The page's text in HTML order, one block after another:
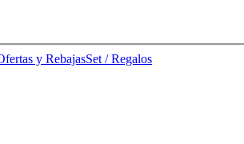
y RebajasSet / Regalos